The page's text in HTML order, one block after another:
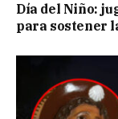
Día del Niño:
para sostener